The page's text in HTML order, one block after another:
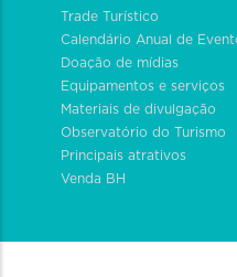
Trade Turístico
Calendário Anual de
Doação de mídias
Equipamentos e serviços
Materiais de divulgação
Observatório do Turismo
Principais atrativos
Venda BH